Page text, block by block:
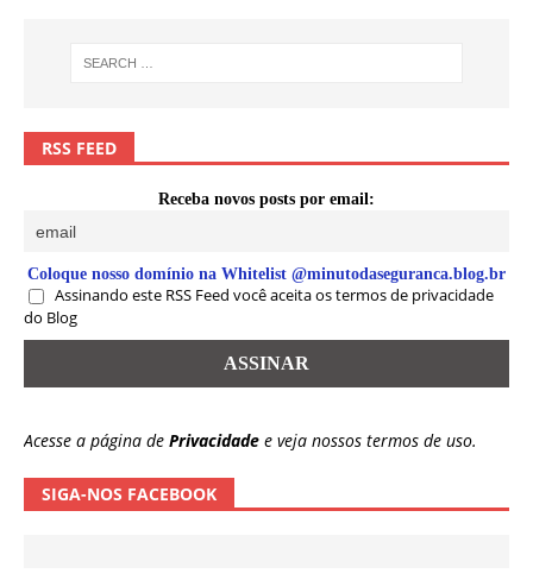
RSS FEED
Receba novos posts por email:
Coloque nosso domínio na Whitelist @minutodaseguranca.blog.br
Assinando este RSS Feed você aceita os termos de privacidade
do Blog
Acesse a página de Privacidade e veja nossos termos de uso.
SIGA-NOS FACEBOOK